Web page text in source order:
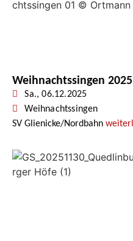
Weihnachtssingen 2025
Sa., 06.12.2025
Weihnachtssingen
SV Glienicke/Nordbahn